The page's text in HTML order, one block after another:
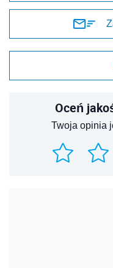
Oceń
Twoja opinia